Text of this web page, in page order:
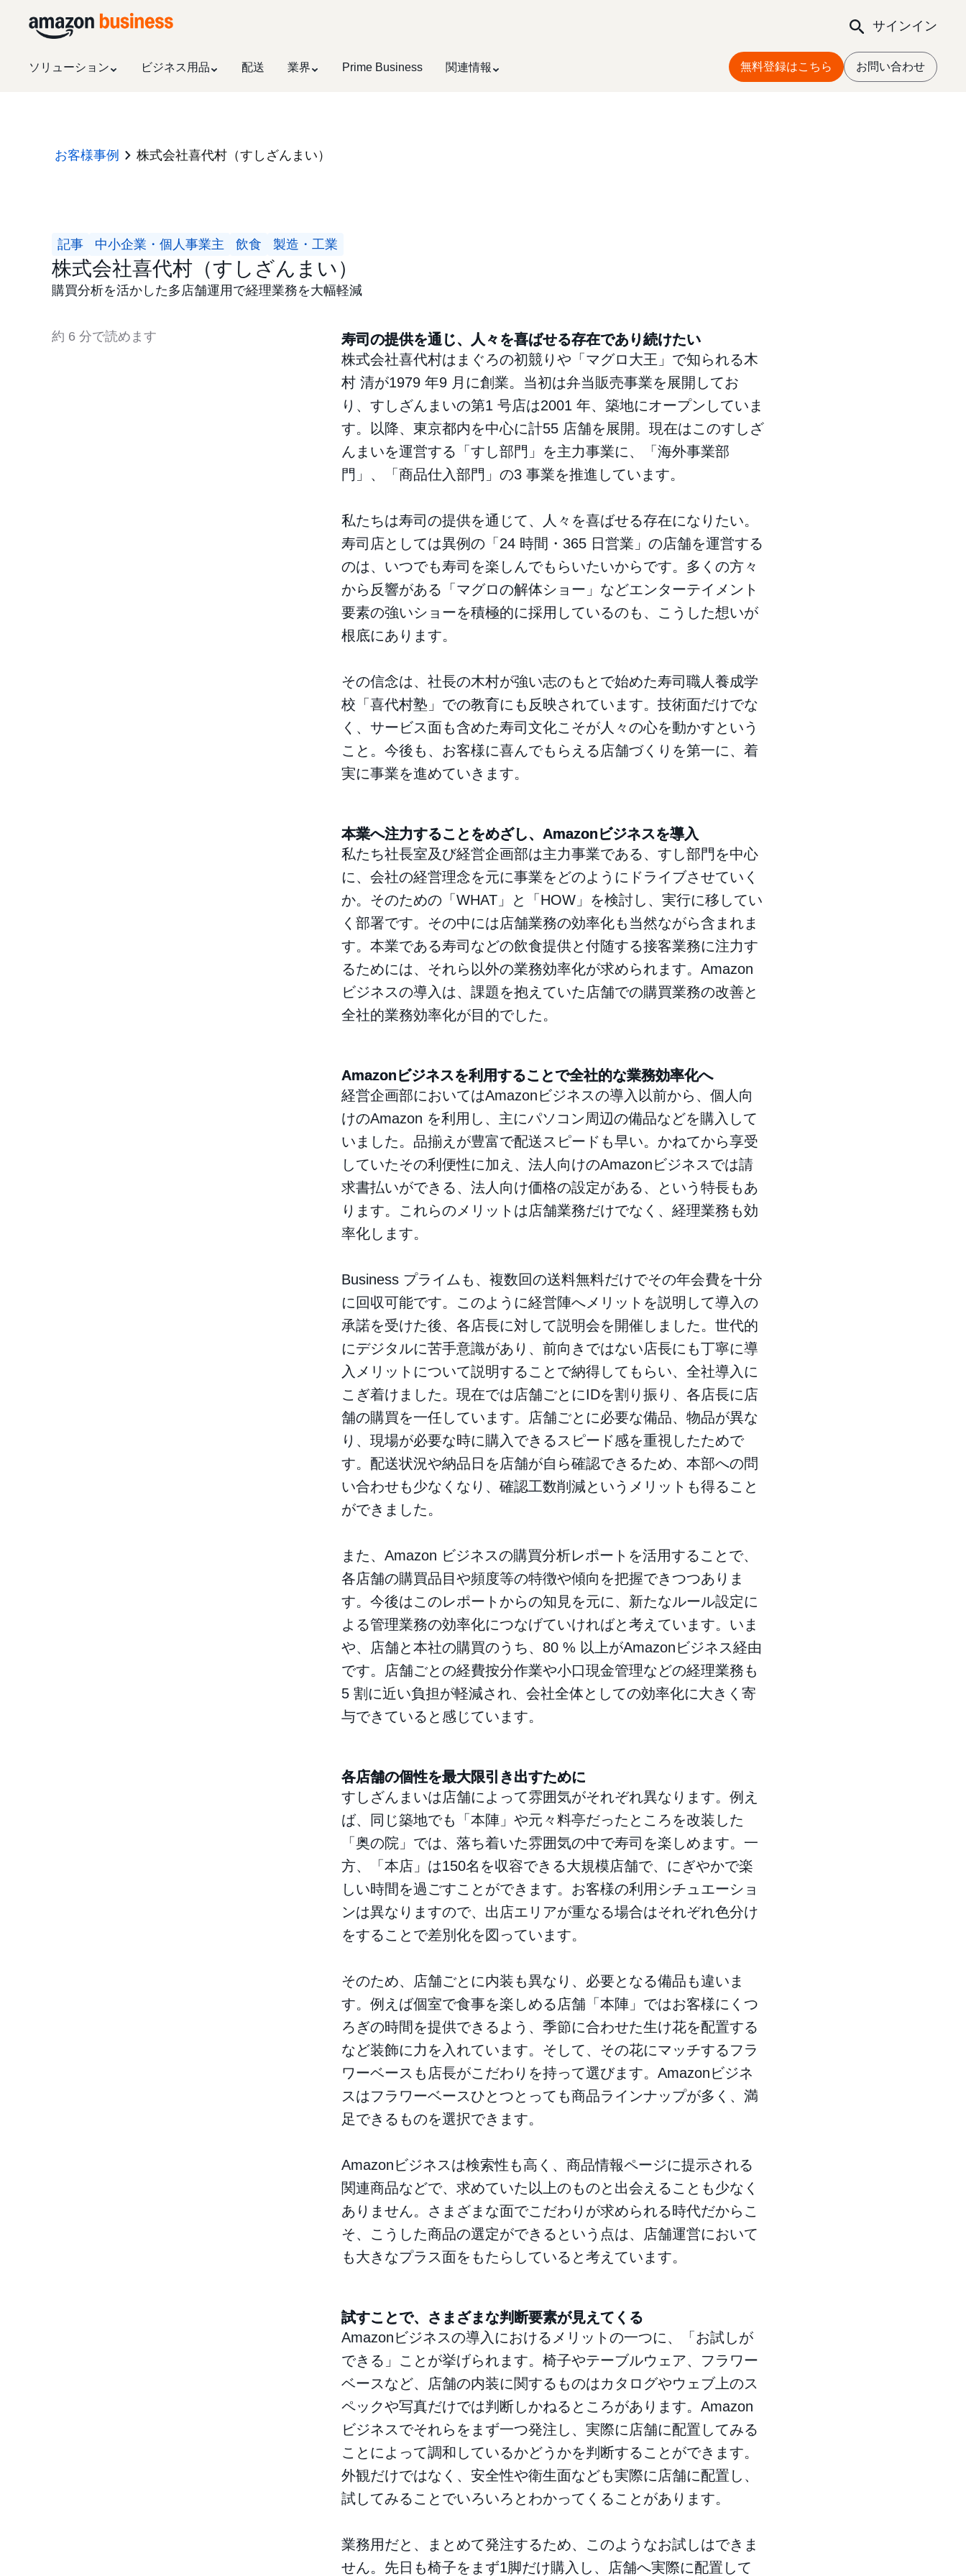
サインイン
ソリューション ビジネス用品 配送 業界 Prime Business 関連情報 無料登録はこちら お問い合わせ
お客様事例 株式会社喜代村（すしざんまい）
記事 中小企業・個人事業主 飲食 製造・工業
株式会社喜代村（すしざんまい）
購買分析を活かした多店舗運用で経理業務を大幅軽減
約 6 分で読めます
寿司の提供を通じ、人々を喜ばせる存在であり続けたい
株式会社喜代村はまぐろの初競りや「マグロ大王」で知られる木
村 清が1979 年9 月に創業。当初は弁当販売事業を展開してお
り、すしざんまいの第1 号店は2001 年、築地にオープンしていま
す。以降、東京都内を中心に計55 店舗を展開。現在はこのすしざ
んまいを運営する「すし部門」を主力事業に、「海外事業部
門」、「商品仕入部門」の3 事業を推進しています。
私たちは寿司の提供を通じて、人々を喜ばせる存在になりたい。
寿司店としては異例の「24 時間・365 日営業」の店舗を運営する
のは、いつでも寿司を楽しんでもらいたいからです。多くの方々
から反響がある「マグロの解体ショー」などエンターテイメント
要素の強いショーを積極的に採用しているのも、こうした想いが
根底にあります。
その信念は、社長の木村が強い志のもとで始めた寿司職人養成学
校「喜代村塾」での教育にも反映されています。技術面だけでな
く、サービス面も含めた寿司文化こそが人々の心を動かすという
こと。今後も、お客様に喜んでもらえる店舗づくりを第一に、着
実に事業を進めていきます。
本業へ注力することをめざし、Amazonビジネスを導入
私たち社長室及び経営企画部は主力事業である、すし部門を中心
に、会社の経営理念を元に事業をどのようにドライブさせていく
か。そのための「WHAT」と「HOW」を検討し、実行に移してい
く部署です。その中には店舗業務の効率化も当然ながら含まれま
す。本業である寿司などの飲食提供と付随する接客業務に注力す
るためには、それら以外の業務効率化が求められます。Amazon
ビジネスの導入は、課題を抱えていた店舗での購買業務の改善と
全社的業務効率化が目的でした。
Amazonビジネスを利用することで全社的な業務効率化へ
経営企画部においてはAmazonビジネスの導入以前から、個人向
けのAmazon を利用し、主にパソコン周辺の備品などを購入して
いました。品揃えが豊富で配送スピードも早い。かねてから享受
していたその利便性に加え、法人向けのAmazonビジネスでは請
求書払いができる、法人向け価格の設定がある、という特長もあ
ります。これらのメリットは店舗業務だけでなく、経理業務も効
率化します。
Business プライムも、複数回の送料無料だけでその年会費を十分
に回収可能です。このように経営陣へメリットを説明して導入の
承諾を受けた後、各店長に対して説明会を開催しました。世代的
にデジタルに苦手意識があり、前向きではない店長にも丁寧に導
入メリットについて説明することで納得してもらい、全社導入に
こぎ着けました。現在では店舗ごとにIDを割り振り、各店長に店
舗の購買を一任しています。店舗ごとに必要な備品、物品が異な
り、現場が必要な時に購入できるスピード感を重視したためで
す。配送状況や納品日を店舗が自ら確認できるため、本部への問
い合わせも少なくなり、確認工数削減というメリットも得ること
ができました。
また、Amazon ビジネスの購買分析レポートを活用することで、
各店舗の購買品目や頻度等の特徴や傾向を把握できつつありま
す。今後はこのレポートからの知見を元に、新たなルール設定に
よる管理業務の効率化につなげていければと考えています。いま
や、店舗と本社の購買のうち、80 % 以上がAmazonビジネス経由
です。店舗ごとの経費按分作業や小口現金管理などの経理業務も
5 割に近い負担が軽減され、会社全体としての効率化に大きく寄
与できていると感じています。
各店舗の個性を最大限引き出すために
すしざんまいは店舗によって雰囲気がそれぞれ異なります。例え
ば、同じ築地でも「本陣」や元々料亭だったところを改装した
「奥の院」では、落ち着いた雰囲気の中で寿司を楽しめます。一
方、「本店」は150名を収容できる大規模店舗で、にぎやかで楽
しい時間を過ごすことができます。お客様の利用シチュエーショ
ンは異なりますので、出店エリアが重なる場合はそれぞれ色分け
をすることで差別化を図っています。
そのため、店舗ごとに内装も異なり、必要となる備品も違いま
す。例えば個室で食事を楽しめる店舗「本陣」ではお客様にくつ
ろぎの時間を提供できるよう、季節に合わせた生け花を配置する
など装飾に力を入れています。そして、その花にマッチするフラ
ワーベースも店長がこだわりを持って選びます。Amazonビジネ
スはフラワーベースひとつとっても商品ラインナップが多く、満
足できるものを選択できます。
Amazonビジネスは検索性も高く、商品情報ページに提示される
関連商品などで、求めていた以上のものと出会えることも少なく
ありません。さまざまな面でこだわりが求められる時代だからこ
そ、こうした商品の選定ができるという点は、店舗運営において
も大きなプラス面をもたらしていると考えています。
試すことで、さまざまな判断要素が見えてくる
Amazonビジネスの導入におけるメリットの一つに、「お試しが
できる」ことが挙げられます。椅子やテーブルウェア、フラワー
ベースなど、店舗の内装に関するものはカタログやウェブ上のス
ペックや写真だけでは判断しかねるところがあります。Amazon
ビジネスでそれらをまず一つ発注し、実際に店舗に配置してみる
ことによって調和しているかどうかを判断することができます。
外観だけではなく、安全性や衛生面なども実際に店舗に配置し、
試してみることでいろいろとわかってくることがあります。
業務用だと、まとめて発注するため、このようなお試しはできま
せん。先日も椅子をまず1脚だけ購入し、店舗へ実際に配置して